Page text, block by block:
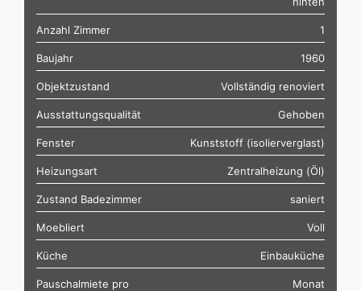
Anzahl Zimmer 1
Baujahr 1960
Objektzustand Vollständig renoviert
Ausstattungsqualität Gehoben
Fenster Kunststoff (isolierverglast)
Heizungsart Zentralheizung (Öl)
Zustand Badezimmer saniert
Moebliert Voll
Küche Einbauküche
Pauschalmiete pro Monat